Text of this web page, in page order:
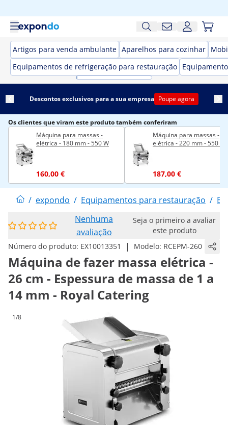
Artigos para venda ambulante Aparelhos para cozinhar
Equipamentos de refrigeração para restauração
Descontos exclusivos para a sua empresa Poupe agora
Os clientes que viram este produto também conferiram
Máquina para massas -
elétrica - 180 mm - 550 W
160,00 €
Máquina para massas -
elétrica - 220 mm - 550 W
187,00 €
/ expondo / Equipamentos para restauração /
Nenhuma
avaliação
Seja o primeiro a avaliar
este produto
Número do produto: EX10013351 | Modelo: RCEPM-260
Máquina de fazer massa elétrica -
26 cm - Espessura de massa de 1 a
14 mm - Royal Catering
1/8